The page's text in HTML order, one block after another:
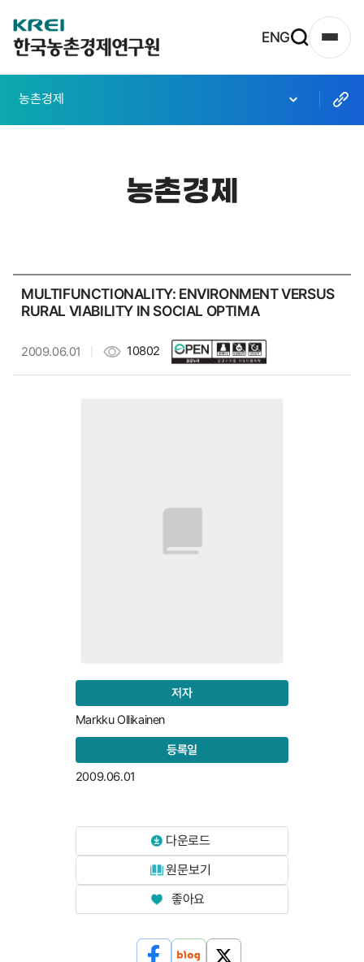
한
국
촌
로
고
ENG
트
맵
농촌경제
농촌경제
MULTIFUNCTIONALITY: ENVIRONMENT VERSUS
RURAL VIABILITY IN SOCIAL OPTIMA
2009.06.01 10802
저자
Markku Ollikainen
등록일
2009.06.01
다운로드
원문보기
좋아요